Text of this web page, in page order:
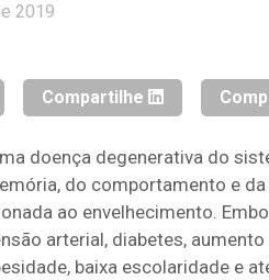
2019
Compartilhe
doença degenerativa do
do comportamento e
ao envelhecimento.
arterial, diabetes,
baixa escolaridade e